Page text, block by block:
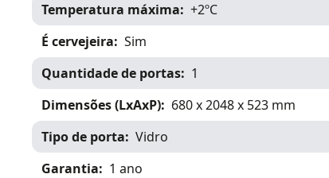
Temperatura máxima
+2ºC
É cervejeira
Sim
Quantidade de portas
1
Dimensões (LxAxP)
680 x 2048 x 523 mm
Tipo de porta
Vidro
Garantia
1 ano